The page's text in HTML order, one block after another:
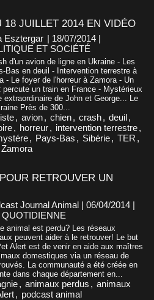
18 JUILLET 2014 EN VIDÉO
Esztergar | 18/07/2014 |
ET SOCIÉTÉ
d'un avion de ligne en Ukraine - Les
Bas en deuil - Intervention terrestre à
- Le foyer de l'horreur à Zamora - Un
percute un train en France - Mystérieux
extraordinaire de John et George... Le
Près de 300...
, avion, chien, crash, deuil,
, horreur, intervention terrestre,
, Pays-Bas , Sibérie, TER ,
Zamora
RETROUVER UN
Journal Animal | 06/04/2014 |
QUOTIDIENNE
animal est perdu? Les réseaux
peuvent aider à le retrouver! Le but
Alert est de venir en aide aux maîtres
domestiques via un réseau de
La communauté a été créée en
dans chaque département en...
, animaux perdus , animaux
, podcast animal